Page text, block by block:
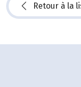
Retour à la